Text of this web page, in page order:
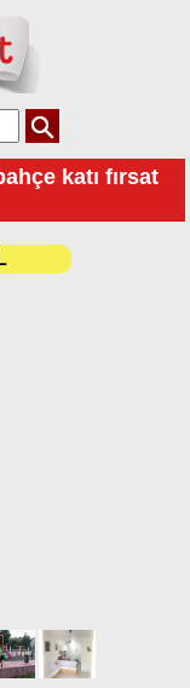
katı fırsat